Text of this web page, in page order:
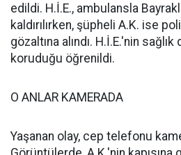
edildi. H.İ.E., ambulansla
kaldırılırken, şüpheli A.K. ise
gözaltına alındı. H.İ.E.'nin
koruduğu öğrenildi.
O ANLAR KAMERADA
Yaşanan olay, cep telefonu